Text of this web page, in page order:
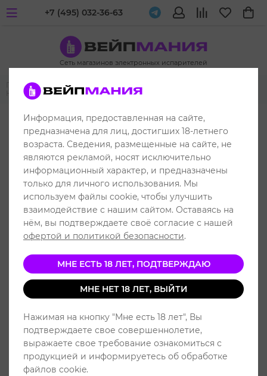
Сеть магазинов электронных испарителей
+7 (495) 032-36-63
Главная
Жидкости для вейпа и электронных испарителей
Husky
Husky Salt (Malasian)
РАСПРОДАЖА
Информация, предоставленная на сайте,
предназначена для лиц, достигших 18-летнего
возраста. Сведения, размещенные на сайте, не
являются рекламой, носят исключительно
информационный характер, и предназначены
только для личного использования. Мы
используем файлы cookie, чтобы улучшить
взаимодействие с нашим сайтом. Оставаясь на
нём, вы подтверждаете своё согласие с нашей
офертой и политикой безопасности.
МНЕ ЕСТЬ 18 ЛЕТ, ПОДТВЕРЖДАЮ
МНЕ НЕТ 18 ЛЕТ, ВЫЙТИ
Нажимая на кнопку "Мне есть 18 лет", Вы
подтверждаете свое совершеннолетие,
выражаете свое требование ознакомиться с
продукцией и информируетесь об обработке
файлов cookie.